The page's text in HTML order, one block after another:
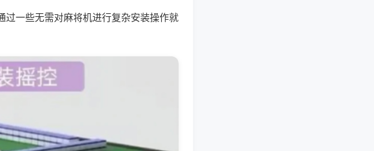
一些无需对麻将机进行复杂安装操作就